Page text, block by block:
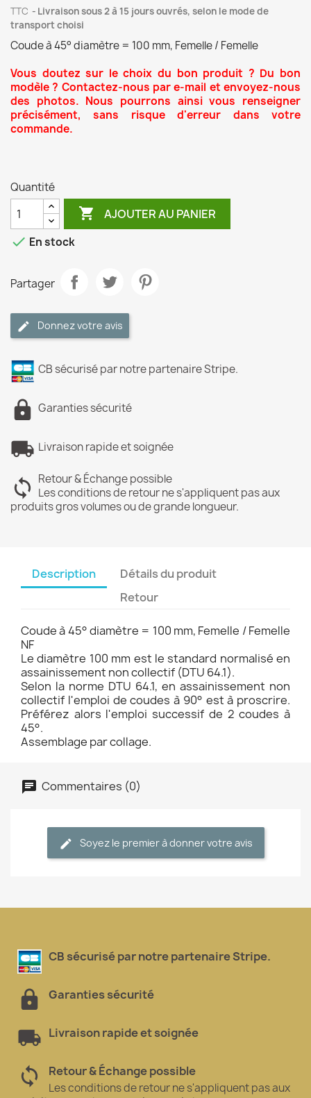
TTC
Livraison sous 2 à 15 jours ouvrés, selon le mode de
transport choisi
Coude à 45° diamètre = 100 mm, Femelle / Femelle
Vous doutez sur le choix du bon produit ? Du bon
modèle ? Contactez-nous par e-mail et envoyez-nous
des photos. Nous pourrons ainsi vous renseigner
précisément, sans risque d'erreur dans votre
commande.
Quantité
 AJOUTER AU PANIER
 En stock
Partager
Donnez votre avis
CB sécurisé par notre partenaire Stripe.
Garanties sécurité
Livraison rapide et soignée
Retour & Échange possible
Les conditions de retour ne s'appliquent pas aux
produits gros volumes ou de grande longueur.
Description
Détails du produit
Retour
Coude à 45° diamètre = 100 mm, Femelle / Femelle
NF
Le diamètre 100 mm est le standard normalisé en
assainissement non collectif (DTU 64.1).
Selon la norme DTU 64.1, en assainissement non
collectif l'emploi de coudes à 90° est à proscrire.
Préférez alors l'emploi successif de 2 coudes à
45°.
Assemblage par collage.
Commentaires (0)
Soyez le premier à donner votre avis
CB sécurisé par notre partenaire Stripe.
Garanties sécurité
Livraison rapide et soignée
Retour & Échange possible
Les conditions de retour ne s'appliquent pas aux